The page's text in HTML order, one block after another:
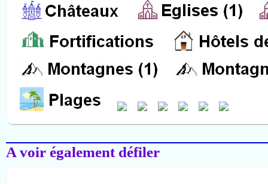
Salon-de-Provence
A voir également défiler